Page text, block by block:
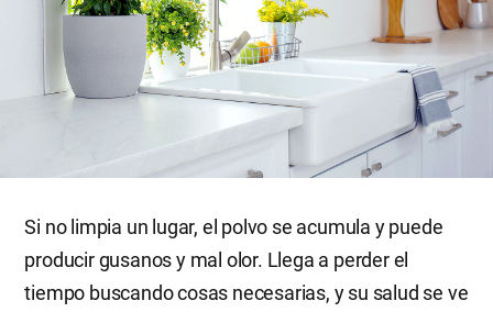
Si no limpia un lugar, el polvo se acumula y puede
producir gusanos y mal olor. Llega a perder el
tiempo buscando cosas necesarias, y su salud se ve